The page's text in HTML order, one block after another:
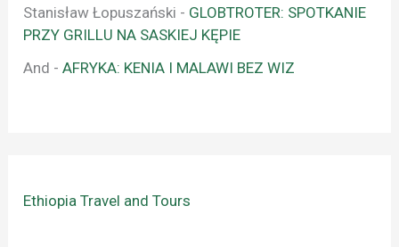
Stanisław Łopuszański - GLOBTROTER: SPOTKANIE
PRZY GRILLU NA SASKIEJ KĘPIE
And -AFRYKA: KENIA I MALAWI BEZ WIZ
Ethiopia Travel and Tours